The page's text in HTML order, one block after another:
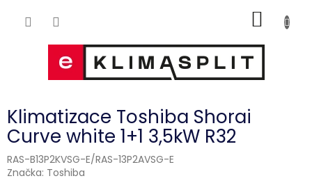
KOŠÍK
Klimatizace Toshiba Shorai
Curve white 1+1 3,5kW R32
RAS-B13P2KVSG-E/RAS-13P2AVSG-E
Značka: Toshiba